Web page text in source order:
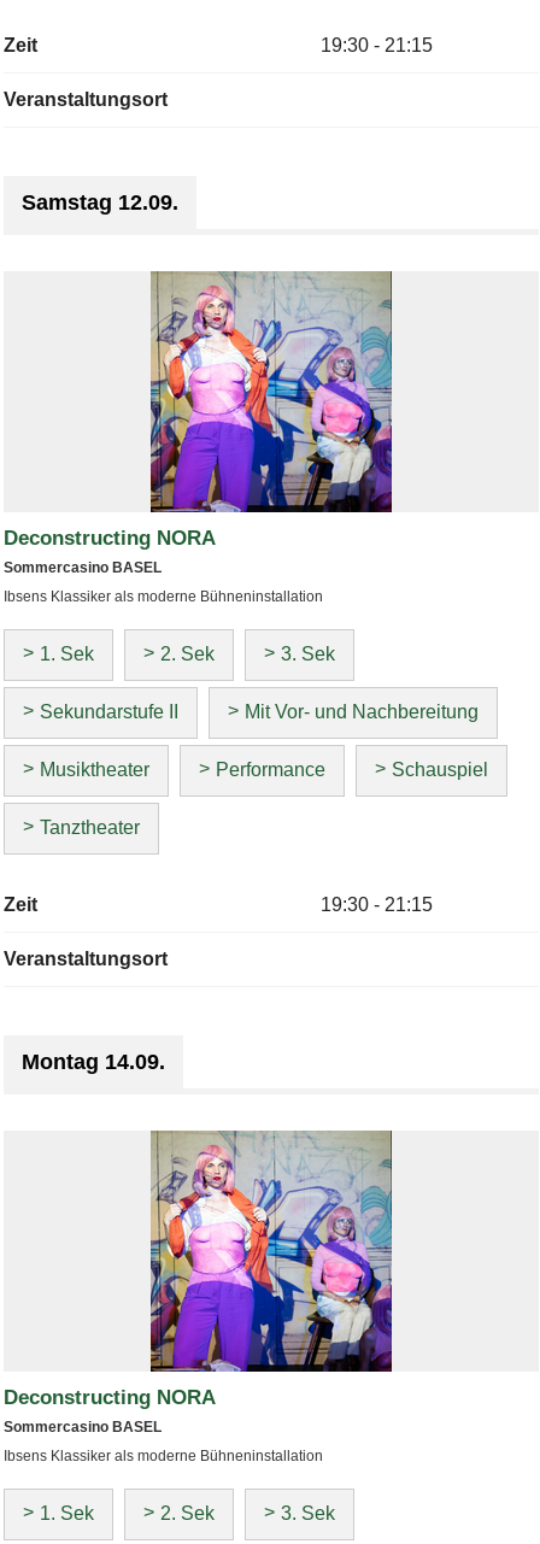
Zeit 19:30 - 21:15
Veranstaltungsort
Samstag 12.09.
Deconstructing NORA
Sommercasino BASEL
Ibsens Klassiker als moderne Bühneninstallation
1. Sek 2. Sek 3. Sek
Sekundarstufe II Mit Vor- und Nachbereitung
Musiktheater Performance Schauspiel
Tanztheater
Zeit 19:30 - 21:15
Veranstaltungsort
Montag 14.09.
Deconstructing NORA
Sommercasino BASEL
Ibsens Klassiker als moderne Bühneninstallation
1. Sek 2. Sek 3. Sek